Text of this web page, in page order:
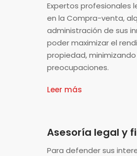
Expertos profesionales
en la Compra-venta,
administración de sus
poder maximizar el
propiedad, minimizando
preocupaciones.
Leer más
Asesoría legal y
Para defender sus